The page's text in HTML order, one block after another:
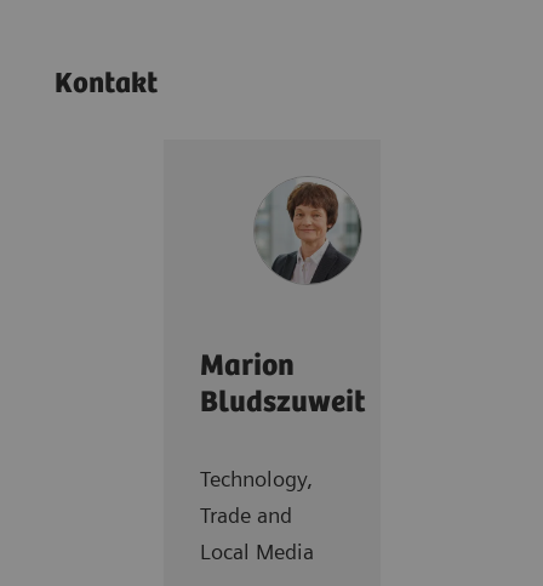
Kontakt
Marion
Bludszuweit
Technology,
Trade and
Local Media